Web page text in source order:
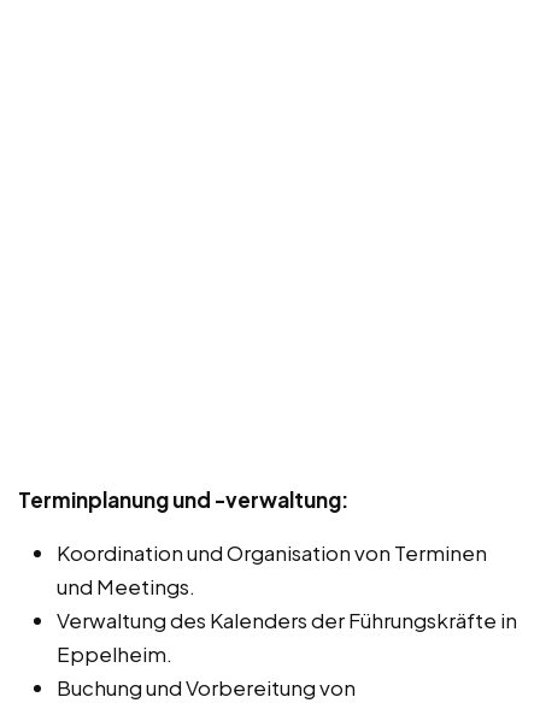
Terminplanung und -verwaltung:
Koordination und Organisation von Terminen
und Meetings.
Verwaltung des Kalenders der Führungskräfte in
Eppelheim.
Buchung und Vorbereitung von